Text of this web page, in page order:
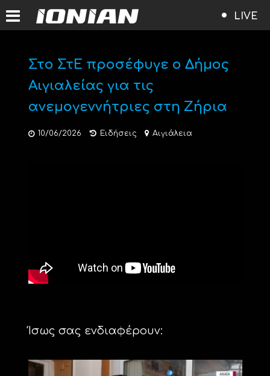
LIVE
Στο ΣτΕ προσέφυγε ο Δήμος
Αιγιαλείας για τις
ανεμογεννήτριες στη Ζήρια
10/06/2026 Ειδήσεις Αιγιάλεια
Ίσως σας ενδιαφέρουν: